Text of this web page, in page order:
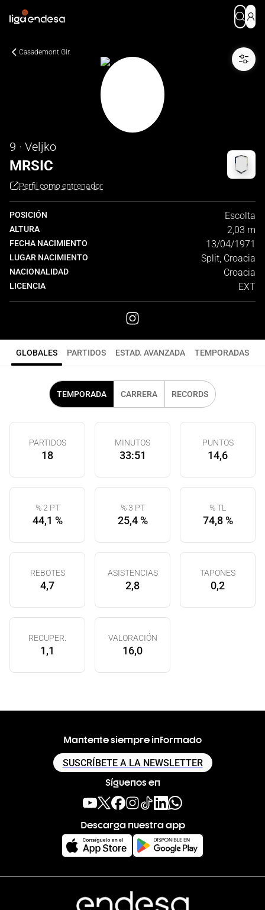
Casademont Gir.
9 · Veljko
MRSIC
Perfil como entrenador
POSICIÓN Escolta
ALTURA 2,03 m
FECHA NACIMIENTO 13/04/1971
LUGAR NACIMIENTO Split, Croacia
NACIONALIDAD Croacia
LICENCIA EXT
GLOBALES PARTIDOS ESTAD. AVANZADA TEMPORADAS
TEMPORADA CARRERA RECORDS
PARTIDOS
18
MINUTOS
33:51
PUNTOS
14,6
% 2 PT
44,1 %
% 3 PT
25,4 %
% TL
74,8 %
REBOTES
4,7
ASISTENCIAS
2,8
TAPONES
0,2
RECUPER.
1,1
VALORACIÓN
16,0
Mantente siempre informado
SUSCRÍBETE A LA NEWSLETTER
Síguenos en
Descarga nuestra app